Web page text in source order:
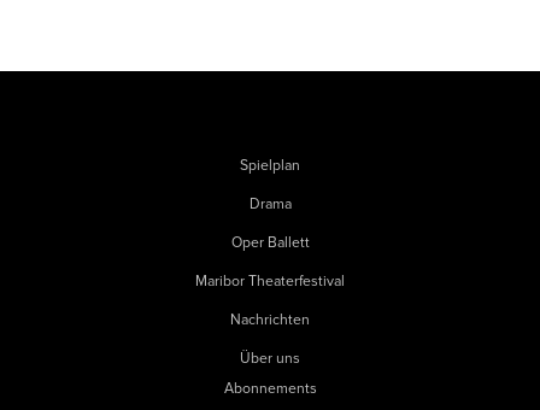
Spielplan
Drama
Oper Ballett
Maribor Theaterfestival
Nachrichten
Über uns
Abonnements